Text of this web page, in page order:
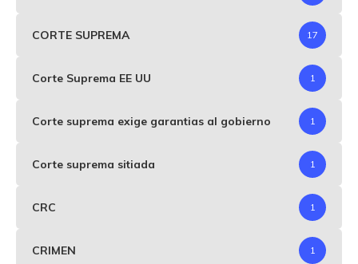
CORTE SUPREMA 17
Corte Suprema EE UU 1
Corte suprema exige garantias al gobierno 1
Corte suprema sitiada 1
CRC 1
CRIMEN 1